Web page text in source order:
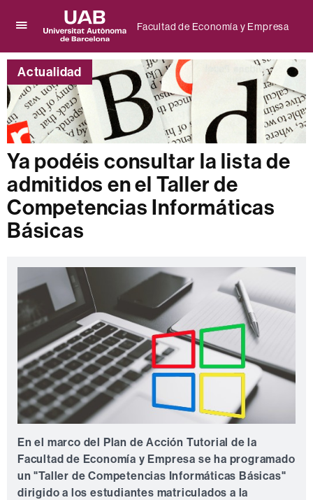
aquí
para
desplegar
el
menú
de
Facultad
de
Economía
y
Empresa
Universitat
Autònoma
de
Barcelona
Facultad de Economía y Empresa
Actualidad
Ya podéis consultar la lista de
admitidos en el Taller de
Competencias Informáticas
Básicas
En el marco del Plan de Acción Tutorial de la
Facultad de Economía y Empresa se ha programado
un "Taller de Competencias Informáticas Básicas"
dirigido a los estudiantes matriculados a la